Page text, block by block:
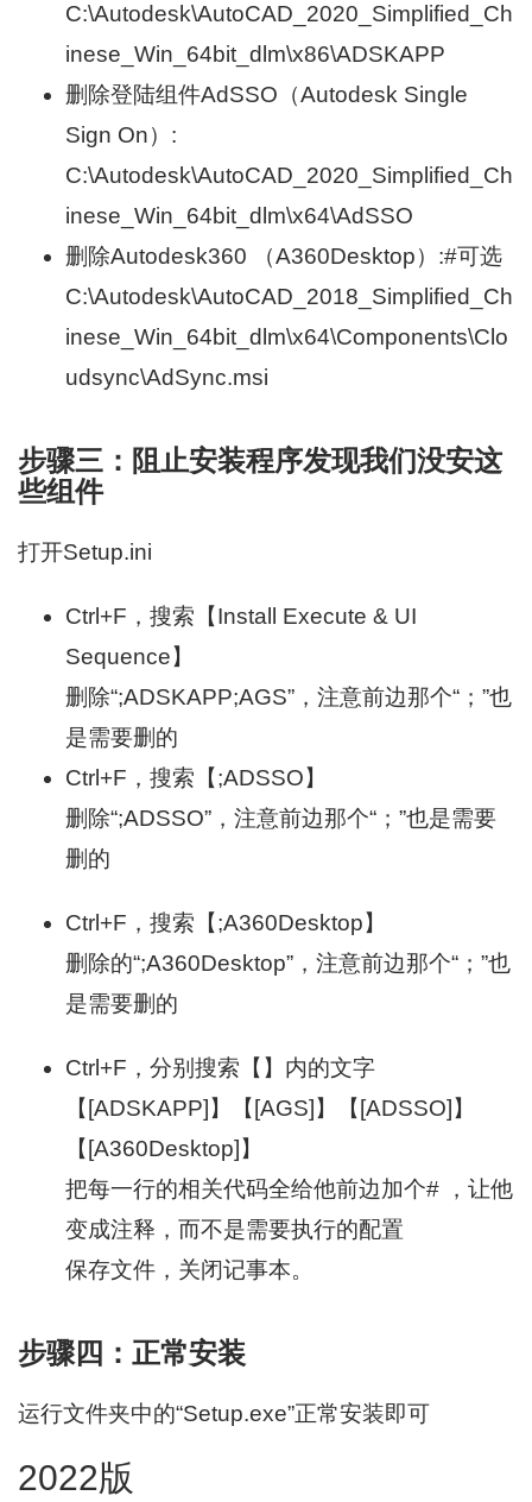
C:\Autodesk\AutoCAD_2020_Simplified_Ch
inese_Win_64bit_dlm\x86\ADSKAPP
删除登陆组件AdSSO（Autodesk Single
Sign On）:
C:\Autodesk\AutoCAD_2020_Simplified_Ch
inese_Win_64bit_dlm\x64\AdSSO
删除Autodesk360 （A360Desktop）:#可选
C:\Autodesk\AutoCAD_2018_Simplified_Ch
inese_Win_64bit_dlm\x64\Components\Clo
udsync\AdSync.msi
步骤三：阻止安装程序发现我们没安这
些组件
打开Setup.ini
Ctrl+F，搜索【Install Execute & UI
Sequence】
删除“;ADSKAPP;AGS”，注意前边那个“；”也
是需要删的
Ctrl+F，搜索【;ADSSO】
删除“;ADSSO”，注意前边那个“；”也是需要
删的
Ctrl+F，搜索【;A360Desktop】
删除的“;A360Desktop”，注意前边那个“；”也
是需要删的
Ctrl+F，分别搜索【】内的文字
【[ADSKAPP]】【[AGS]】【[ADSSO]】
【[A360Desktop]】
把每一行的相关代码全给他前边加个# ，让他
变成注释，而不是需要执行的配置
保存文件，关闭记事本。
步骤四：正常安装
运行文件夹中的“Setup.exe”正常安装即可
2022版